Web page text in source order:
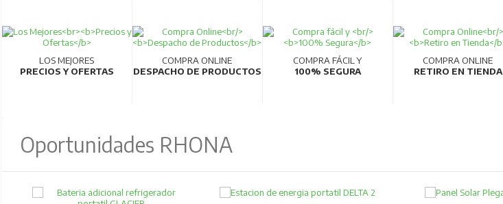
LOS MEJORES
PRECIOS Y OFERTAS
COMPRA ONLINE
DESPACHO DE PRODUCTOS
COMPRA FÁCIL Y
100% SEGURA
COMPRA ONLINE
RETIRO EN TIENDA
Oportunidades RHONA